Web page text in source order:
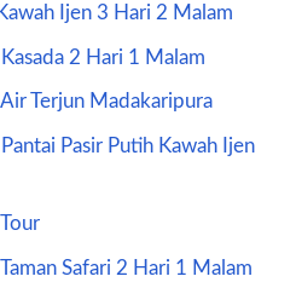
Ijen 3 Hari 2 Malam
2 Hari 1 Malam
Terjun Madakaripura
Pasir Putih Kawah Ijen
Safari 2 Hari 1 Malam